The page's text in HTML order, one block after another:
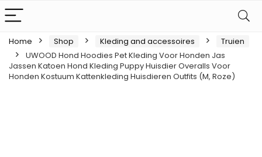
Home Shop Kleding and accessoires
Truien
UWOOD Hond Hoodies Pet Kleding Voor Honden Jas
Jassen Katoen Hond Kleding Puppy Huisdier Overalls Voor
Honden Kostuum Kattenkleding Huisdieren Outfits (M, Roze)